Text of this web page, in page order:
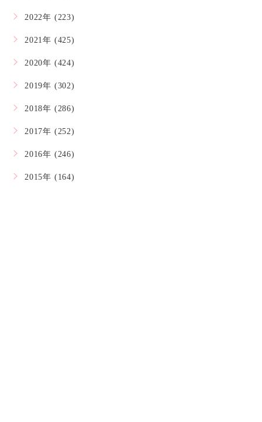
2022年 (223)
2021年 (425)
2020年 (424)
2019年 (302)
2018年 (286)
2017年 (252)
2016年 (246)
2015年 (164)